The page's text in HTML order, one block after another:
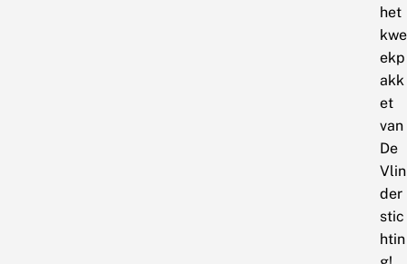
het
kwe
ekp
akk
et
van
De
Vlin
der
stic
htin